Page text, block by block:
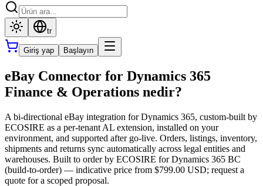
tr
Giriş yap Başlayın
eBay Connector for Dynamics 365
Finance & Operations nedir?
A bi-directional eBay integration for Dynamics 365, custom-built by
ECOSIRE as a per-tenant AL extension, installed on your
environment, and supported after go-live. Orders, listings, inventory,
shipments and returns sync automatically across legal entities and
warehouses. Built to order by ECOSIRE for Dynamics 365 BC
(build-to-order) — indicative price from $799.00 USD; request a
quote for a scoped proposal.